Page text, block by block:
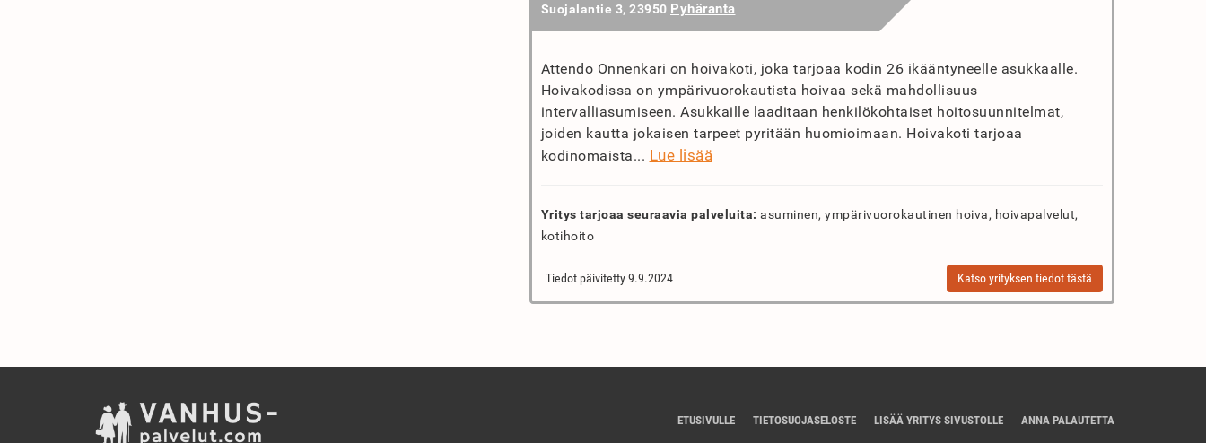
Suojalantie 3, 23950 Pyhäranta
Attendo Onnenkari on hoivakoti, joka tarjoaa kodin 26 ikääntyneelle asukkaalle.
Hoivakodissa on ympärivuorokautista hoivaa sekä mahdollisuus
intervalliasumiseen. Asukkaille laaditaan henkilökohtaiset hoitosuunnitelmat,
joiden kautta jokaisen tarpeet pyritään huomioimaan. Hoivakoti tarjoaa
kodinomaista... Lue lisää
Yritys tarjoaa seuraavia palveluita: asuminen, ympärivuorokautinen hoiva, hoivapalvelut,
kotihoito
Tiedot päivitetty 9.9.2024 Katso yrityksen tiedot tästä
ETUSIVULLE TIETOSUOJASELOSTE LISÄÄ YRITYS SIVUSTOLLE ANNA PALAUTETTA